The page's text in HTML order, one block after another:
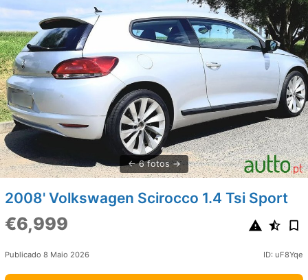
6 fotos
2008' Volkswagen Scirocco 1.4 Tsi Sport
€6,999
Publicado 8 Maio 2026 ID: uF8Yqe